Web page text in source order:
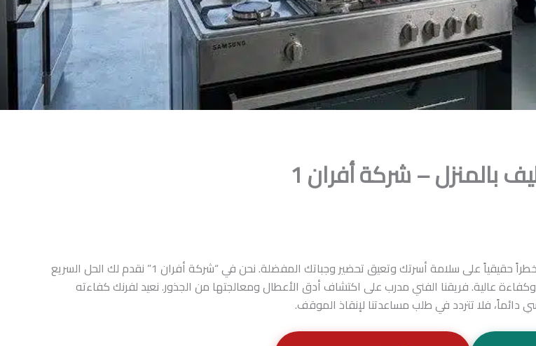
بالمنزل – شركة أفران 1
هل تعاني من ضعف نار الفرن أو تسريب الغاز المزعج؟ أعطال أفران الغاز تشكل خطراً حقيقياً على سلامة أسرتك وتعيق تحضير وجباتك المفضلة. نحن في “شركة أفران 1” نقدم لك الحل السريع
عالية. فريقنا الفني مدرب على اكتشاف أدق الأعطال ومعالجتها من الجذور. نعيد لفرنك كفاءته
فلا تتردد في طلب مساعدتنا لإنقاذ الموقف.